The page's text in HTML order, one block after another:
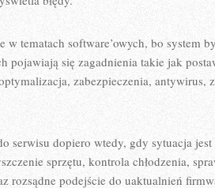
tematach software’owych, bo system
pojawiają się zagadnienia takie jak
zabezpieczenia, antywirus,
serwisu dopiero wtedy, gdy sytuacja
sprzętu, kontrola chłodzenia,
rozsądne podejście do uaktualnień